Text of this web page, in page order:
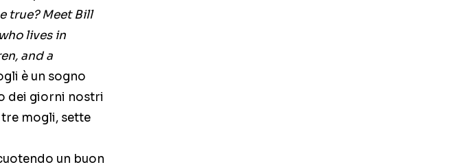
true? Meet Bill
lives in
and a
è un sogno
dei giorni nostri
mogli, sette
un buon